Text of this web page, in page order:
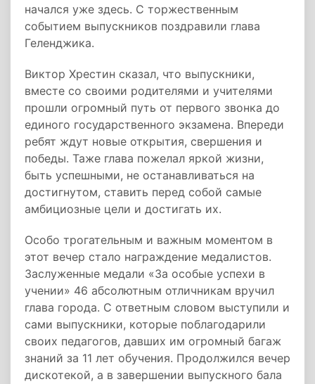
начался уже здесь. С торжественным
событием выпускников поздравили глава
Геленджика.
Виктор Хрестин сказал, что выпускники,
вместе со своими родителями и учителями
прошли огромный путь от первого звонка до
единого государственного экзамена. Впереди
ребят ждут новые открытия, свершения и
победы. Таже глава пожелал яркой жизни,
быть успешными, не останавливаться на
достигнутом, ставить перед собой самые
амбициозные цели и достигать их.
Особо трогательным и важным моментом в
этот вечер стало награждение медалистов.
Заслуженные медали «За особые успехи в
учении» 46 абсолютным отличникам вручил
глава города. С ответным словом выступили и
сами выпускники, которые поблагодарили
своих педагогов, давших им огромный багаж
знаний за 11 лет обучения. Продолжился вечер
дискотекой, а в завершении выпускного бала